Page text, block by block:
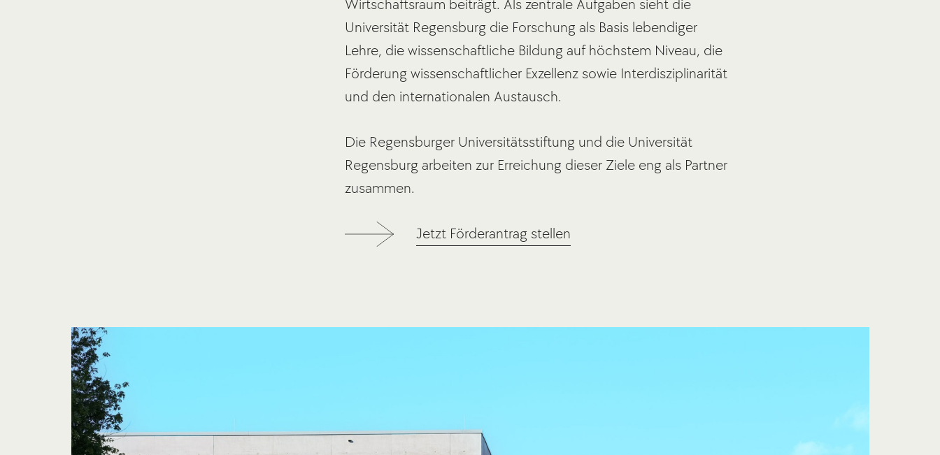
Wirtschaftsraum beiträgt. Als zentrale Aufgaben sieht die
Universität Regensburg die Forschung als Basis lebendiger
Lehre, die wissenschaftliche Bildung auf höchstem Niveau, die
Förderung wissenschaftlicher Exzellenz sowie Interdisziplinarität
und den internationalen Austausch.
Die Regensburger Universitätsstiftung und die Universität
Regensburg arbeiten zur Erreichung dieser Ziele eng als Partner
zusammen.
Jetzt Förderantrag stellen